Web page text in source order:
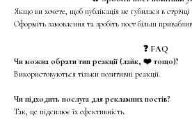
Якщо ви хочете, щоб публікація не губилася в
Оформіть замовлення та зробіть пост більш
❓ FAQ
Чи можна обрати тип реакції (лайк, ❤️ тощо)?
Використовуються тільки позитивні реакції.
Чи підходить послуга для рекламних постів?
Так, це підсилює їх ефективність.